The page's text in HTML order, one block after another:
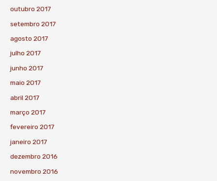
outubro 2017
setembro 2017
agosto 2017
julho 2017
junho 2017
maio 2017
abril 2017
março 2017
fevereiro 2017
janeiro 2017
dezembro 2016
novembro 2016